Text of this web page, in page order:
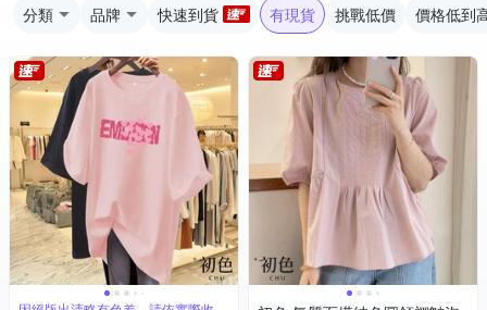
分類 品牌 快速到貨 有現貨 挑戰低價 價格低到